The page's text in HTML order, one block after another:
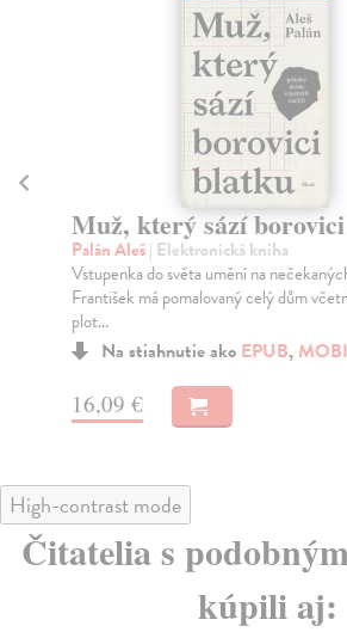
Avantgardisté
Scheijen Sjeng| Elektronická kniha
Chtěli změnit umění a s ním i celou
změnili.
Na stiahnutie ako
High-contrast mode
Čitatelia s
kúpili aj: